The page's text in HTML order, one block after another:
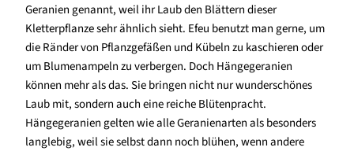
Geranien genannt, weil ihr Laub den Blättern dieser
Kletterpflanze sehr ähnlich sieht. Efeu benutzt man gerne, um
die Ränder von Pflanzgefäßen und Kübeln zu kaschieren oder
um Blumenampeln zu verbergen. Doch Hängegeranien
können mehr als das. Sie bringen nicht nur wunderschönes
Laub mit, sondern auch eine reiche Blütenpracht.
Hängegeranien gelten wie alle Geranienarten als besonders
langlebig, weil sie selbst dann noch blühen, wenn andere